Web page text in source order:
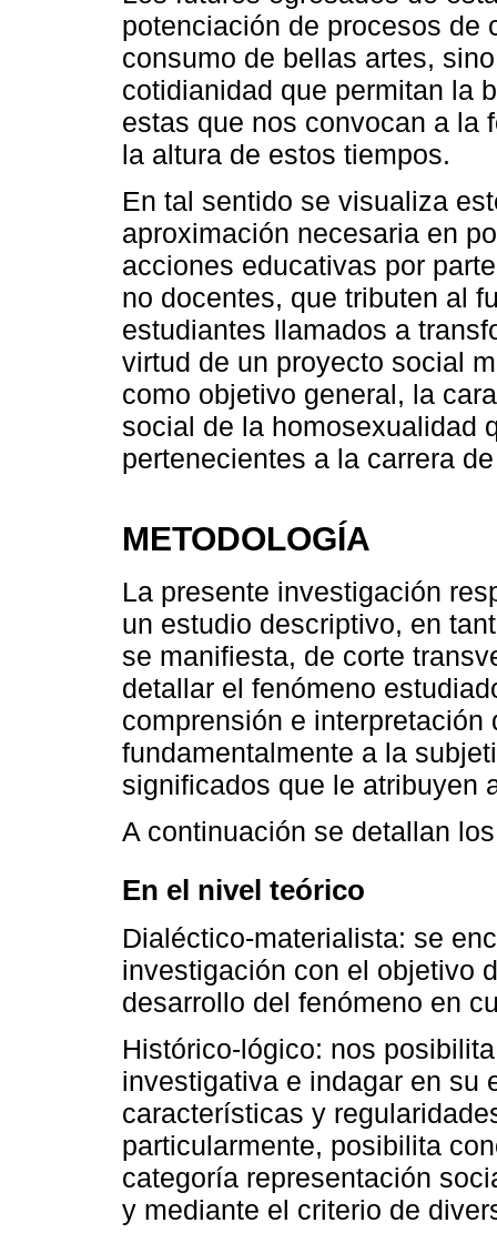
potenciación de procesos de
consumo de bellas artes,
cotidianidad que permitan la
estas que nos convocan a la
la altura de estos tiempos.
En tal sentido se visualiza
aproximación necesaria en
acciones educativas por
no docentes, que tributen al
estudiantes llamados a
virtud de un proyecto social
como objetivo general, la
social de la homosexualidad
pertenecientes a la carrera
METODOLOGÍA
La presente investigación
un estudio descriptivo, en
se manifiesta, de corte
detallar el fenómeno
comprensión e
fundamentalmente a la
significados que le atribuyen
A continuación se detallan
En el nivel teórico
Dialéctico-materialista: se
investigación con el objetivo
desarrollo del fenómeno en
Histórico-lógico: nos
investigativa e indagar en su
características y
particularmente, posibilita
categoría representación
y mediante el criterio de